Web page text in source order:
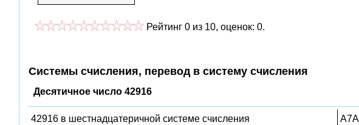
Рейтинг 0 из 10, оценок: 0.
Системы счисления, перевод в систему счисления
Десятичное число 42916
42916 в шестнадцатеричной системе счисления